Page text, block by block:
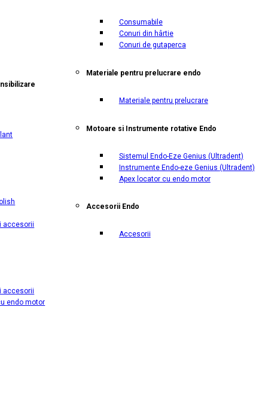
accesorii
accesorii
endo motor
Consumabile
Conuri din hârtie
Conuri de gutaperca
Materiale pentru prelucrare endo
Materiale pentru prelucrare
Motoare si Instrumente rotative Endo
Sistemul Endo-Eze Genius (Ultradent)
Instrumente Endo-eze Genius (Ultradent)
Apex locator cu endo motor
Accesorii Endo
Accesorii